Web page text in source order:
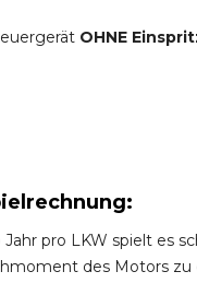
OHNE
pro LKW spielt es
des Motors zu